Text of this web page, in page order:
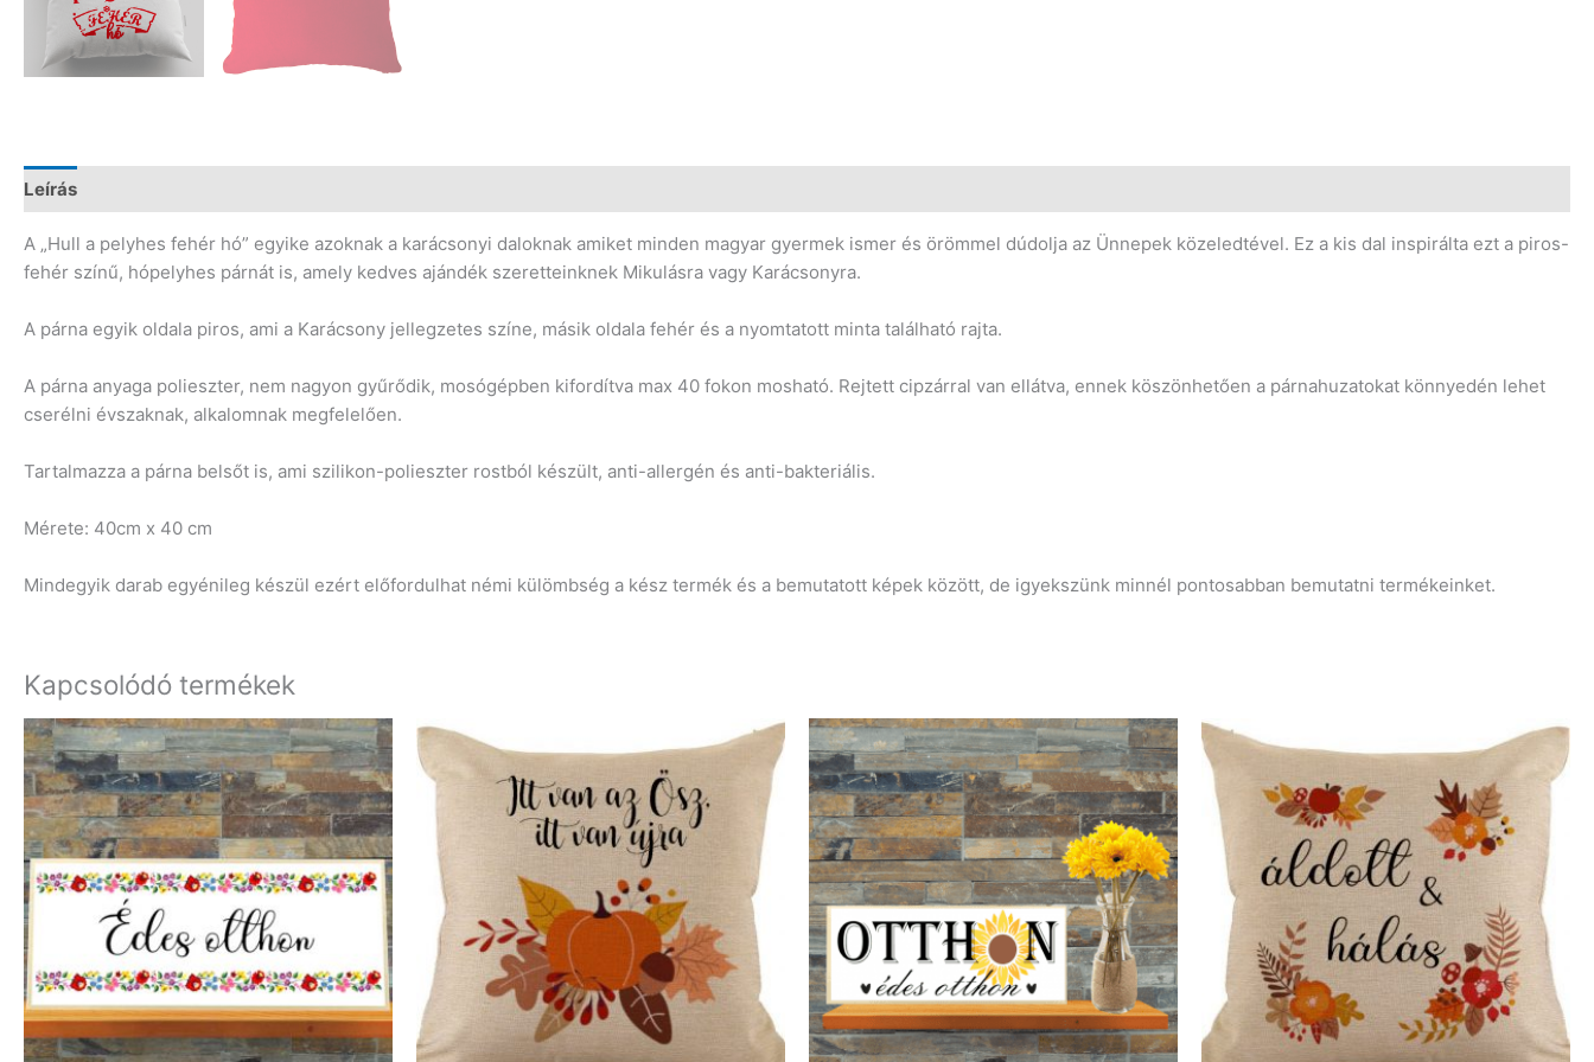
Leírás
A „Hull a pelyhes fehér hó” egyike azoknak a karácsonyi daloknak amiket minden magyar gyermek ismer és örömmel dúdolja az Ünnepek közeledtével. Ez a kis dal inspirálta ezt a piros-
fehér színű, hópelyhes párnát is, amely kedves ajándék szeretteinknek Mikulásra vagy Karácsonyra.
A párna egyik oldala piros, ami a Karácsony jellegzetes színe, másik oldala fehér és a nyomtatott minta található rajta.
A párna anyaga polieszter, nem nagyon gyűrődik, mosógépben kifordítva max 40 fokon mosható. Rejtett cipzárral van ellátva, ennek köszönhetően a párnahuzatokat könnyedén lehet
cserélni évszaknak, alkalomnak megfelelően.
Tartalmazza a párna belsőt is, ami szilikon-polieszter rostból készült, anti-allergén és anti-bakteriális.
Mérete: 40cm x 40 cm
Mindegyik darab egyénileg készül ezért előfordulhat némi külömbség a kész termék és a bemutatott képek között, de igyekszünk minnél pontosabban bemutatni termékeinket.
Kapcsolódó termékek